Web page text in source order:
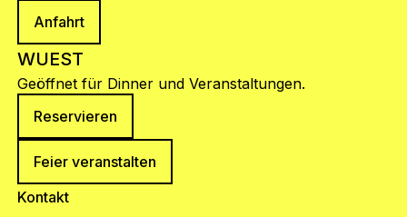
Anfahrt
WUEST
Geöffnet für Dinner und Veranstaltungen.
Reservieren
Feier veranstalten
Kontakt